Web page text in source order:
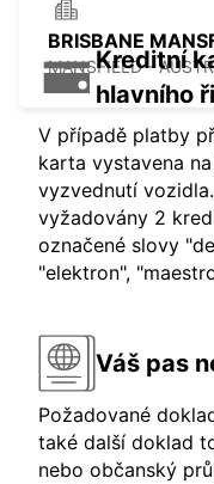
BRISBANE
MANSFIELD -
Kreditní
hlavního
V případě platby
karta vystavena
vyzvednutí
vyžadovány 2
označené slovy
"elektron",
Váš pas
Požadované
také další doklad
nebo občanský